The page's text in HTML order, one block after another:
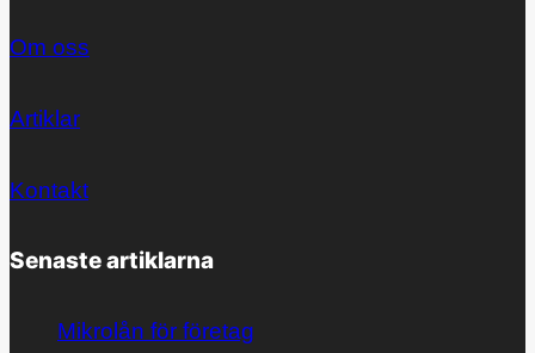
Om oss
Artiklar
Kontakt
Senaste artiklarna
Mikrolån för företag